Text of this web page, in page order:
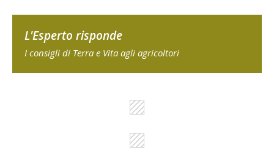
L'Esperto risponde
I consigli di Terra e Vita agli agricoltori